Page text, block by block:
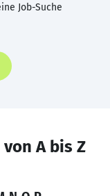
Job-Suche
A bis Z